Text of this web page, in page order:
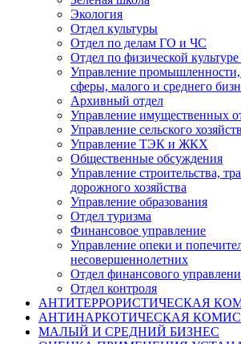
Экология
Отдел культуры
Отдел по делам ГО и ЧС
Отдел по физической
Управление промышленности,
сферы, малого и среднего
Архивный отдел
Управление имущественных
Управление сельского
Управление ТЭК и ЖКХ
Общественные обсуждения
Управление строительства,
дорожного хозяйства
Управление образования
Отдел туризма
Финансовое управление
Управление опеки и
несовершеннолетних
Отдел финансового
Отдел контроля
АНТИТЕРРОРИСТИЧЕСКАЯ
АНТИНАРКОТИЧЕСКАЯ
МАЛЫЙ И СРЕДНИЙ БИЗНЕС